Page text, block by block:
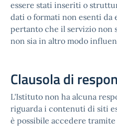
essere stati inseriti o
dati o formati non esenti da
pertanto che il servizio non
non sia in altro modo
Clausola di
L'Istituto non ha alcuna
riguarda i contenuti di siti
è possibile accedere